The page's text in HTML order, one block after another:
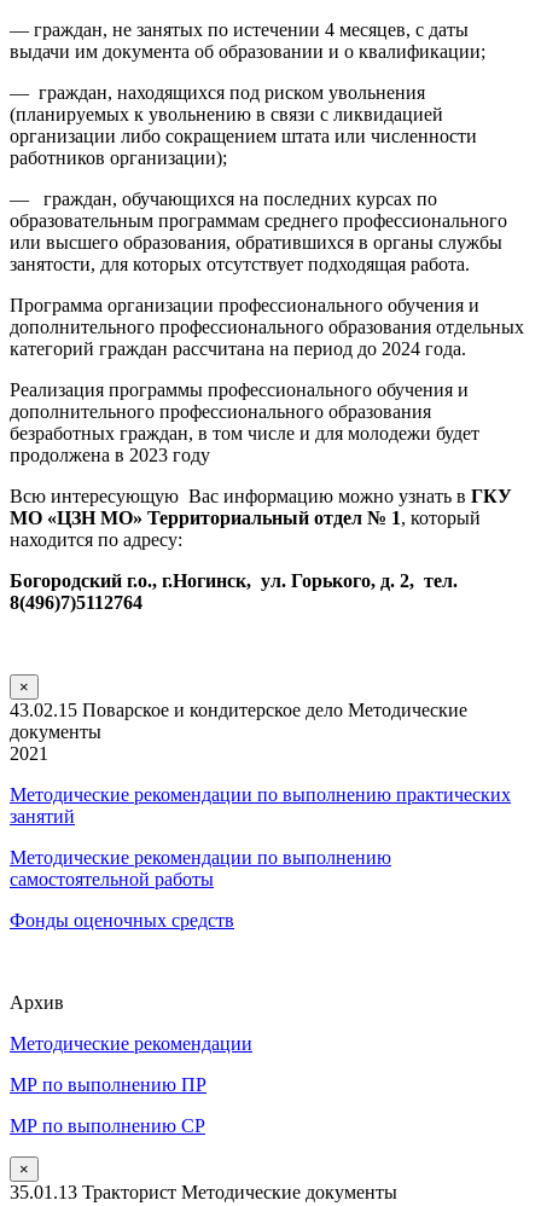
— граждан, не занятых по истечении 4 месяцев, с даты
выдачи им документа об образовании и о квалификации;
— граждан, находящихся под риском увольнения
(планируемых к увольнению в связи с ликвидацией
организации либо сокращением штата или численности
работников организации);
— граждан, обучающихся на последних курсах по
образовательным программам среднего профессионального
или высшего образования, обратившихся в органы службы
занятости, для которых отсутствует подходящая работа.
Программа организации профессионального обучения и
дополнительного профессионального образования отдельных
категорий граждан рассчитана на период до 2024 года.
Реализация программы профессионального обучения и
дополнительного профессионального образования
безработных граждан, в том числе и для молодежи будет
продолжена в 2023 году
Всю интересующую Вас информацию можно узнать в ГКУ
МО «ЦЗН МО» Территориальный отдел № 1, который
находится по адресу:
Богородский г.о., г.Ногинск, ул. Горького, д. 2, тел.
8(496)7)5112764
×
43.02.15 Поварское и кондитерское дело Методические
документы
2021
Методические рекомендации по выполнению практических
занятий
Методические рекомендации по выполнению
самостоятельной работы
Фонды оценочных средств
Архив
Методические рекомендации
МР по выполнению ПР
МР по выполнению СР
×
35.01.13 Тракторист Методические документы